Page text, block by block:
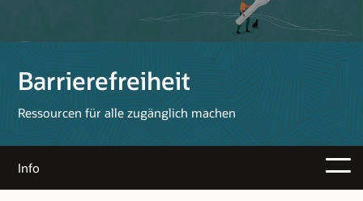
Barrierefreiheit
Ressourcen für alle zugänglich machen
Info